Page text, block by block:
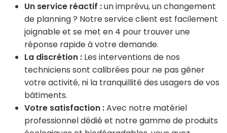
Un service réactif :un imprévu, un changement
de planning ? Notre service client est facilement
joignable et se met en 4 pour trouver une
réponse rapide à votre demande.
La discrétion : Les interventions de nos
techniciens sont calibrées pour ne pas gêner
votre activité, ni la tranquillité des usagers de vos
bâtiments.
Votre satisfaction :Avec notre matériel
professionnel dédié et notre gamme de produits